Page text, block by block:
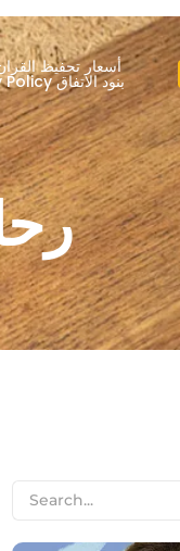
أسعار تحفيظ
Privacy Policy بنود الاتفاق